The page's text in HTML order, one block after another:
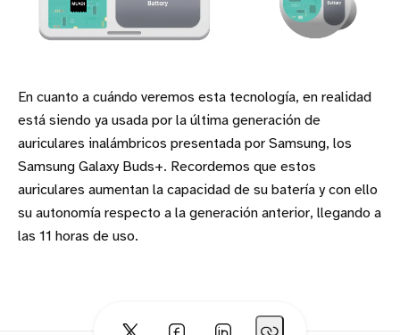
En cuanto a cuándo veremos esta tecnología, en realidad
está siendo ya usada por la última generación de
auriculares inalámbricos presentada por Samsung, los
Samsung Galaxy Buds+. Recordemos que estos
auriculares aumentan la capacidad de su batería y con ello
su autonomía respecto a la generación anterior, llegando a
las 11 horas de uso.